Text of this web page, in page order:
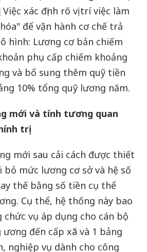
xác định rõ vị trí việc làm
để vận hành cơ chế trả
hình: Lương cơ bản chiếm
phụ cấp chiếm khoảng
và bổ sung thêm quỹ tiền
10% tổng quỹ lương năm.
mới và tính tương quan
trị
mới sau cải cách được thiết
mức lương cơ sở và hệ số
thế bằng số tiền cụ thể
Cụ thể, hệ thống này bao
vụ áp dụng cho cán bộ
đến cấp xã và 1 bảng
nghiệp vụ dành cho công